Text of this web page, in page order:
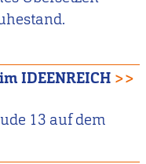
IDEENREICH >>
13 auf dem